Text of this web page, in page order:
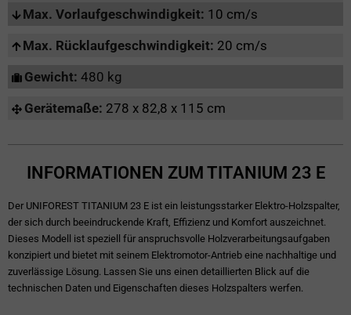
Max. Vorlaufgeschwindigkeit: 10 cm/s
Max. Rücklaufgeschwindigkeit: 20 cm/s
Gewicht: 480 kg
Gerätemaße: 278 x 82,8 x 115 cm
INFORMATIONEN ZUM TITANIUM 23 E
Der UNIFOREST TITANIUM 23 E ist ein leistungsstarker Elektro-Holzspalter,
der sich durch beeindruckende Kraft, Effizienz und Komfort auszeichnet.
Dieses Modell ist speziell für anspruchsvolle Holzverarbeitungsaufgaben
konzipiert und bietet mit seinem Elektromotor-Antrieb eine nachhaltige und
zuverlässige Lösung. Lassen Sie uns einen detaillierten Blick auf die
technischen Daten und Eigenschaften dieses Holzspalters werfen.